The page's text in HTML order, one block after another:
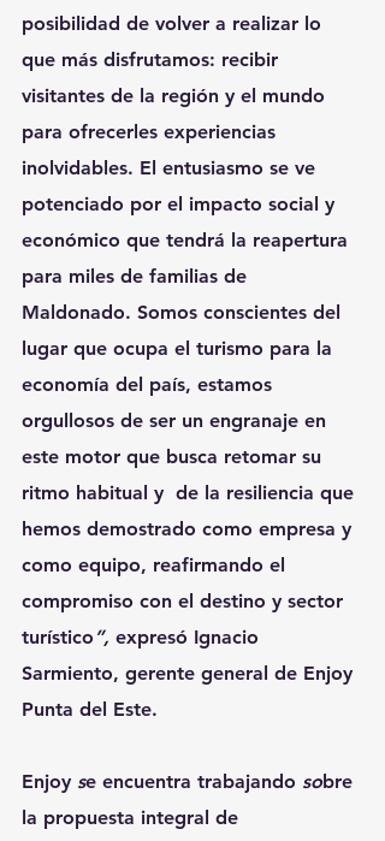
posibilidad de volver a realizar lo
que más disfrutamos: recibir
visitantes de la región y el mundo
para ofrecerles experiencias
inolvidables. El entusiasmo se ve
potenciado por el impacto social y
económico que tendrá la reapertura
para miles de familias de
Maldonado. Somos conscientes del
lugar que ocupa el turismo para la
economía del país, estamos
orgullosos de ser un engranaje en
este motor que busca retomar su
ritmo habitual y  de la resiliencia que
hemos demostrado como empresa y
como equipo, reafirmando el
compromiso con el destino y sector
turístico ”, expresó Ignacio
Sarmiento, gerente general de Enjoy
Punta del Este.
Enjoy se encuentra trabajando sobre
la propuesta integral de